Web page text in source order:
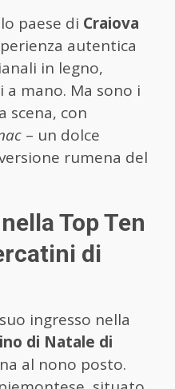
paese di Craiova
autentica
in legno,
mano. Ma sono i
scena, con
– un dolce
rumena del
Top Ten
di
ingresso nella
di Natale di
al nono posto.